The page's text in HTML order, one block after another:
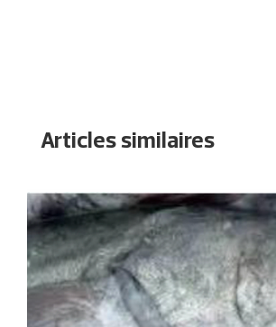
Articles similaires